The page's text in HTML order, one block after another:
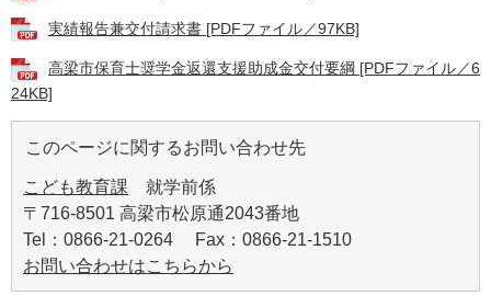
実績報告兼交付請求書 [PDFファイル／97KB]
高梁市保育士奨学金返還支援助成金交付要綱 [PDFファイル／6
24KB]
このページに関するお問い合わせ先
こども教育課 就学前係
〒716-8501 高梁市松原通2043番地
Tel：0866-21-0264 Fax：0866-21-1510
お問い合わせはこちらから